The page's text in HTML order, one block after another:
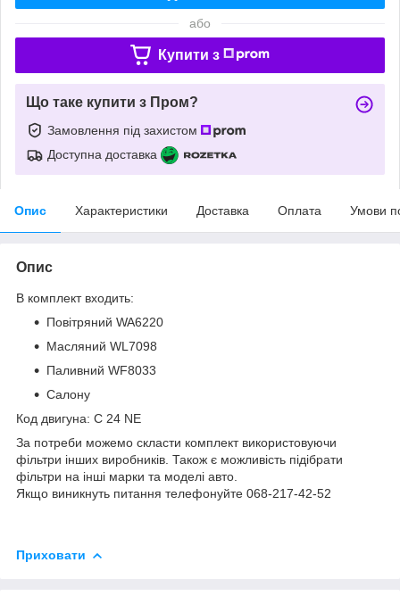
або
Купити з
Що таке купити з Пром?
Замовлення під захистом
Доступна доставка
Опис Характеристики Доставка Оплата Умови
Опис
В комплект входить:
Повітряний WA6220
Масляний WL7098
Паливний WF8033
Салону
Код двигуна: C 24 NE
За потреби можемо скласти комплект використовуючи
фільтри інших виробників. Також є можливість підібрати
фільтри на інші марки та моделі авто.
Якщо виникнуть питання телефонуйте 068-217-42-52
Приховати